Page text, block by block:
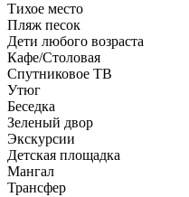
Тихое место
Пляж песок
Дети любого возраста
Кафе/Столовая
Спутниковое ТВ
Утюг
Беседка
Зеленый двор
Экскурсии
Детская площадка
Мангал
Трансфер